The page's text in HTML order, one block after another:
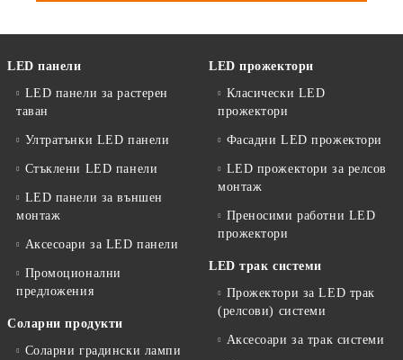
LED панели
LED панели за растерен
таван
Ултратънки LED панели
Стъклени LED панели
LED панели за външен
монтаж
Аксесоари за LED панели
Промоционални
предложения
Соларни продукти
Соларни градински лампи
LED прожектори
Класически LED
прожектори
Фасадни LED прожектори
LED прожектори за релсов
монтаж
Преносими работни LED
прожектори
LED трак системи
Прожектори за LED трак
(релсови) системи
Аксесоари за трак системи